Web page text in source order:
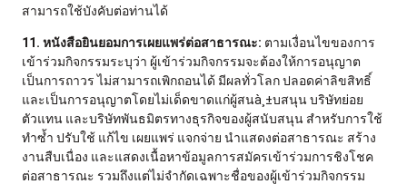
สามารถใช้บังคับต่อท่านได้
11. หนังสือยินยอมการเผยแพร่ต่อสาธารณะ: ตามเงื่อนไขของการ
เข้าร่วมกิจกรรมระบุว่า ผู้เข้าร่วมกิจกรรมจะต้องให้การอนุญาต
เป็นการถาวร ไม่สามารถเพิกถอนได้ มีผลทั่วโลก ปลอดค่าลิขสิทธิ์
และเป็นการอนุญาตโดยไม่เด็ดขาดแก่ผู้สนà¸±บสนุน บริษัทย่อย
ตัวแทน และบริษัทพันธมิตรทางธุรกิจของผู้สนับสนุน สำหรับการใช้
ทำซ้ำ ปรับใช้ แก้ไข เผยแพร่ แจกจ่าย นำแสดงต่อสาธารณะ สร้าง
งานสืบเนื่อง และแสดงเนื้อหาข้อมูลการสมัครเข้าร่วมการชิงโชค
ต่อสาธารณะ รวมถึงแต่ไม่จำกัดเฉพาะชื่อของผู้เข้าร่วมกิจกรรม